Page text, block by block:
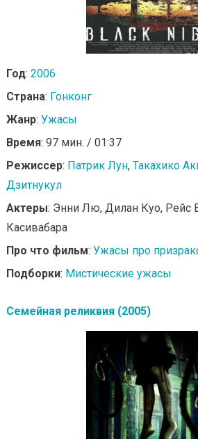
Год: 2006
Страна: Гонконг
Жанр: Ужасы
Время: 97 мин. / 01:37
Режиссер: Патрик Лун, Такахико
Дзитнукул
Актеры: Энни Лю, Дилан Куо, Рейс
Касивабара
Про что фильм: Ужасы про
Подборки: Мистические ужасы
Семейная реликвия (2005)